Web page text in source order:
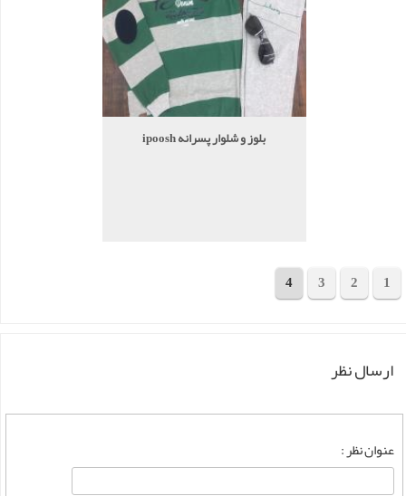
بلوز و شلوار پسرانه ipoosh
1
2
3
4
ارسال نظر
عنوان نظر :